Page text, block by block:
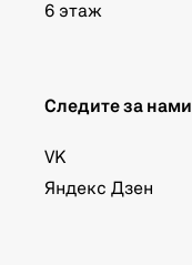
6 этаж
Следите за нами
VK
Яндекс Дзен